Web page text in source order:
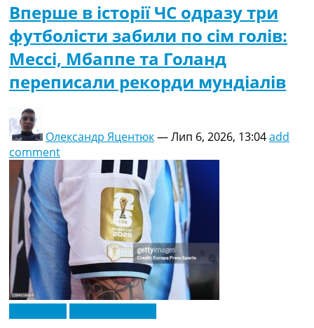
Вперше в історії ЧС одразу три
футболісти забили по сім голів:
Мессі, Мбаппе та Голанд
переписали рекорди мундіалів
Олександр Яцентюк—Лип 6, 2026, 13:04add
comment